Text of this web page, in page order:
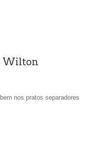
Wilton
nos pratos separadores